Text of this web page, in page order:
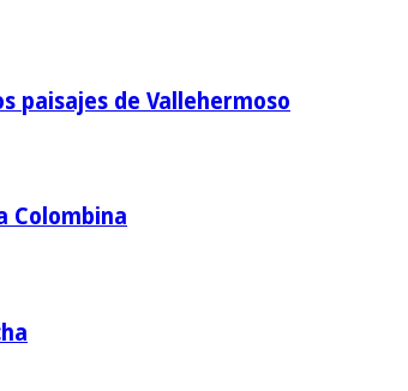
paisajes de Vallehermoso
Colombina